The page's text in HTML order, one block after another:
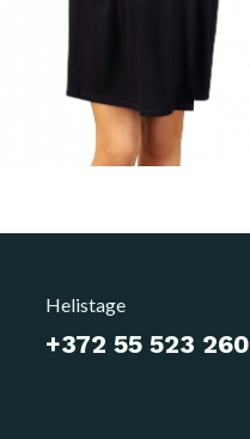
Helistage
+372 55 523 260